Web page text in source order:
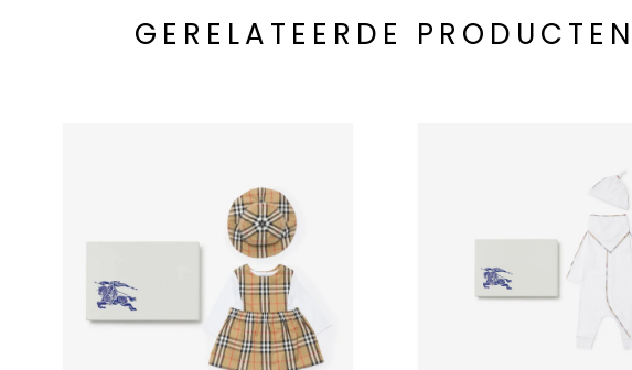
GERELATEERDE